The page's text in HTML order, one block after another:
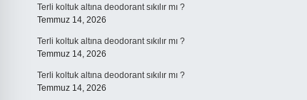
Terli koltuk altına deodorant sıkılır mı ?
Temmuz 14, 2026
Terli koltuk altına deodorant sıkılır mı ?
Temmuz 14, 2026
Terli koltuk altına deodorant sıkılır mı ?
Temmuz 14, 2026